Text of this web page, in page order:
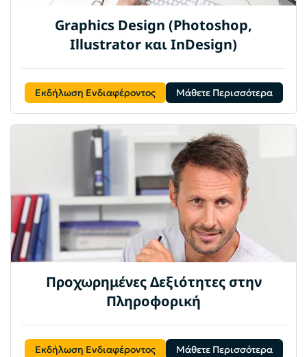
Graphics Design (Photoshop,
Illustrator και InDesign)
Εκδήλωση Ενδιαφέροντος Μάθετε Περισσότερα
Προχωρημένες Δεξιότητες στην
Πληροφορική
Εκδήλωση Ενδιαφέροντος Μάθετε Περισσότερα